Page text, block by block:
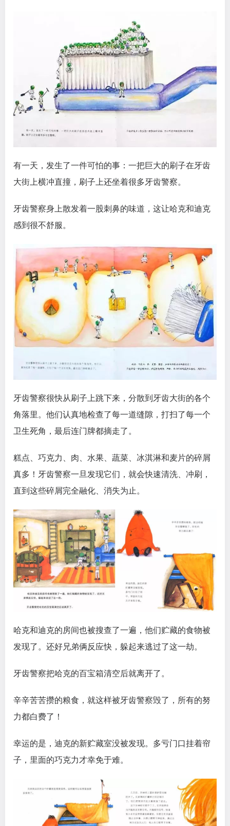
有一天，发生了一件可怕的事：一把巨大的刷子在牙齿
大街上横冲直撞，刷子上还坐着很多牙齿警察。
牙齿警察身上散发着一股刺鼻的味道，这让哈克和迪克
感到很不舒服。
牙齿警察很快从刷子上跳下来，分散到牙齿大街的各个
角落里。他们认真地检查了每一道缝隙，打扫了每一个
卫生死角，最后连门牌都摘走了。
糕点、巧克力、肉、水果、蔬菜、冰淇淋和麦片的碎屑
真多！牙齿警察一旦发现它们，就会快速清洗、冲刷，
直到这些碎屑完全融化、消失为止。
哈克和迪克的房间也被搜查了一遍，他们贮藏的食物被
发现了。还好兄弟俩反应快，躲起来逃过了这一劫。
牙齿警察把哈克的百宝箱清空后就离开了。
辛辛苦苦攒的粮食，就这样被牙齿警察毁了，所有的努
力都白费了！
幸运的是，迪克的新贮藏室没被发现。多亏门口挂着帘
子，里面的巧克力才幸免于难。